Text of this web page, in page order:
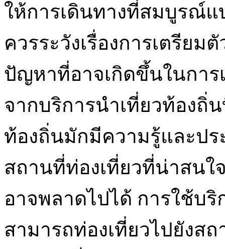
ให้การเดินทางที่สมบูรณ์
ควรระวังเรื่องการเตรีย
ปัญหาที่อาจเกิดขึ้นในการ
จากบริการนำเที่ยวท้อง
ท้องถิ่นมักมีความรู้และป
สถานที่ท่องเที่ยวที่น่าสน
อาจพลาดไปได้ การใช้บ
สามารถท่องเที่ยวไปยังส